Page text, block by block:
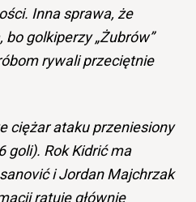
Inna sprawa, że
golkiperzy „Żubrów”
rywali przeciętnie
ciężar ataku przeniesiony
goli). Rok Kidrić ma
i Jordan Majchrzak
ratuje głównie